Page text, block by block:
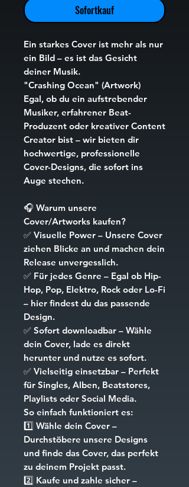
Sofortkauf
Ein starkes Cover ist mehr als nur
ein Bild – es ist das Gesicht
deiner Musik.
"Crashing Ocean" (Artwork)
Egal, ob du ein aufstrebender
Musiker, erfahrener Beat-
Produzent oder kreativer Content
Creator bist – wir bieten dir
hochwertige, professionelle
Cover-Designs, die sofort ins
Auge stechen.
🎧 Warum unsere
Cover/Artworks kaufen?
✅ Visuelle Power – Unsere Cover
ziehen Blicke an und machen dein
Release unvergesslich.
✅ Für jedes Genre – Egal ob Hip-
Hop, Pop, Elektro, Rock oder Lo-Fi
– hier findest du das passende
Design.
✅ Sofort downloadbar – Wähle
dein Cover, lade es direkt
herunter und nutze es sofort.
✅ Vielseitig einsetzbar – Perfekt
für Singles, Alben, Beatstores,
Playlists oder Social Media.
So einfach funktioniert es:
1️⃣ Wähle dein Cover –
Durchstöbere unsere Designs
und finde das Cover, das perfekt
zu deinem Projekt passt.
2️⃣ Kaufe und zahle sicher –